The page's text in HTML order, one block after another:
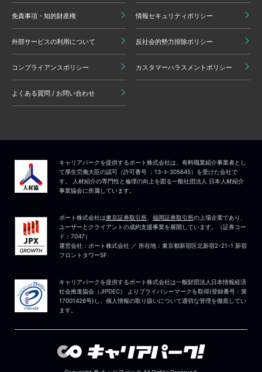
免責事項・知的財産権 情報セキュリティポリシー
外部サービスの利用について 反社会的勢力排除ポリシー
コンプライアンスポリシー カスタマーハラスメントポリシー
よくある質問 / お問い合わせ